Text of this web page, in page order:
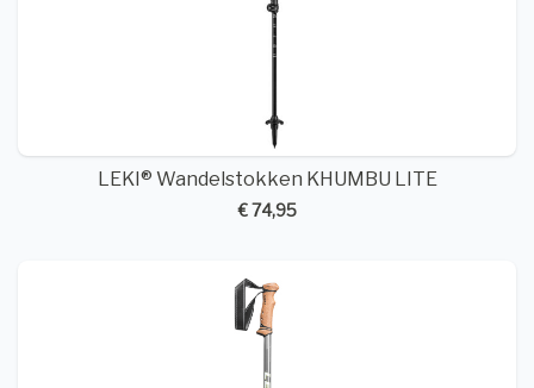
LEKI® Wandelstokken KHUMBU LITE
€ 74,95